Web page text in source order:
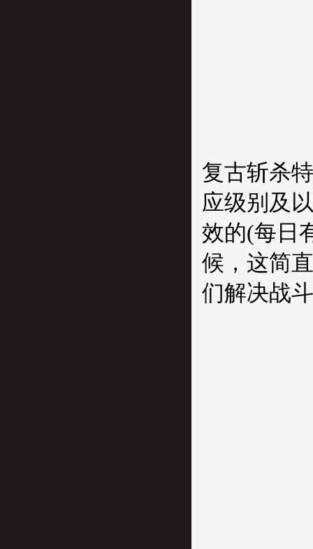
复古斩杀
应级别及
效的(每日
候，这简
们解决战